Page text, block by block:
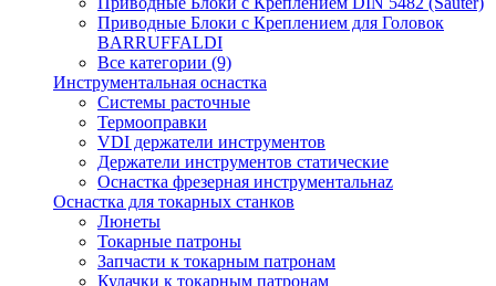
Приводные Блоки с Креплением для Головок
BARRUFFALDI
Все категории (9)
Инструментальная оснастка
Системы расточные
Термооправки
VDI держатели инструментов
Держатели инструментов статические
Оснастка фрезерная инструментальнаz
Оснастка для токарных станков
Люнеты
Токарные патроны
Запчасти к токарным патронам
Кулачки к токарным патронам